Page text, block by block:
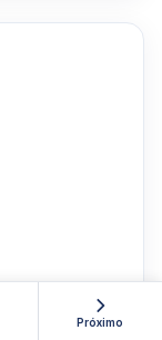
Próximo